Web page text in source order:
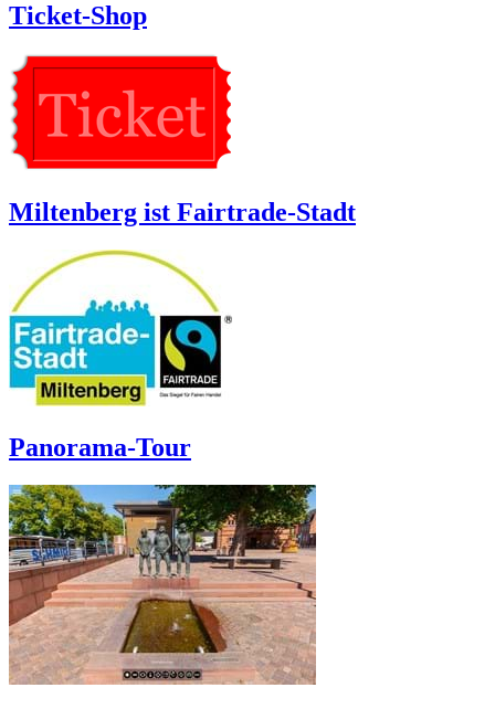
Ticket-Shop
Miltenberg ist Fairtrade-Stadt
Panorama-Tour